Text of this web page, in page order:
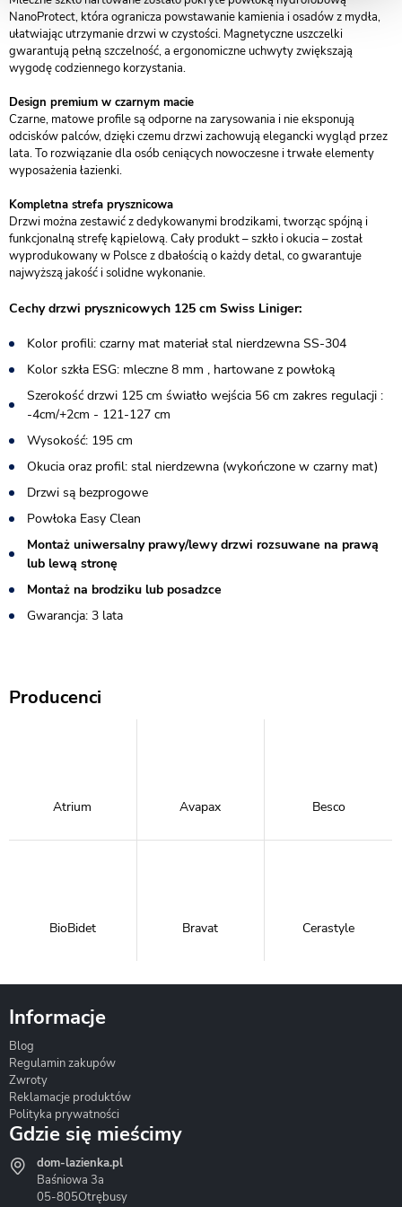
NanoProtect, która ogranicza powstawanie kamienia i osadów z mydła,
ułatwiając utrzymanie drzwi w czystości. Magnetyczne uszczelki
gwarantują pełną szczelność, a ergonomiczne uchwyty zwiększają
wygodę codziennego korzystania.
Design premium w czarnym macie
Czarne, matowe profile są odporne na zarysowania i nie eksponują
odcisków palców, dzięki czemu drzwi zachowują elegancki wygląd przez
lata. To rozwiązanie dla osób ceniących nowoczesne i trwałe elementy
wyposażenia łazienki.
Kompletna strefa prysznicowa
Drzwi można zestawić z dedykowanymi brodzikami, tworząc spójną i
funkcjonalną strefę kąpielową. Cały produkt – szkło i okucia – został
wyprodukowany w Polsce z dbałością o każdy detal, co gwarantuje
najwyższą jakość i solidne wykonanie.
Cechy drzwi prysznicowych 125 cm Swiss Liniger:
Kolor profili: czarny mat materiał stal nierdzewna SS-304
Kolor szkła ESG: mleczne 8 mm , hartowane z powłoką
Szerokość drzwi 125 cm światło wejścia 56 cm zakres regulacji :
-4cm/+2cm - 121-127 cm
Wysokość: 195 cm
Okucia oraz profil: stal nierdzewna (wykończone w czarny mat)
Drzwi są bezprogowe
Powłoka Easy Clean
Montaż uniwersalny prawy/lewy drzwi rozsuwane na prawą
lub lewą stronę
Montaż na brodziku lub posadzce
Gwarancja: 3 lata
Producenci
Atrium Avapax Besco
BioBidet Bravat Cerastyle
Hydrostop
Informacje
Blog
Regulamin zakupów
Zwroty
Reklamacje produktów
Polityka prywatności
Gdzie się mieścimy
dom-lazienka.pl
Baśniowa 3a
05-805Otrębusy